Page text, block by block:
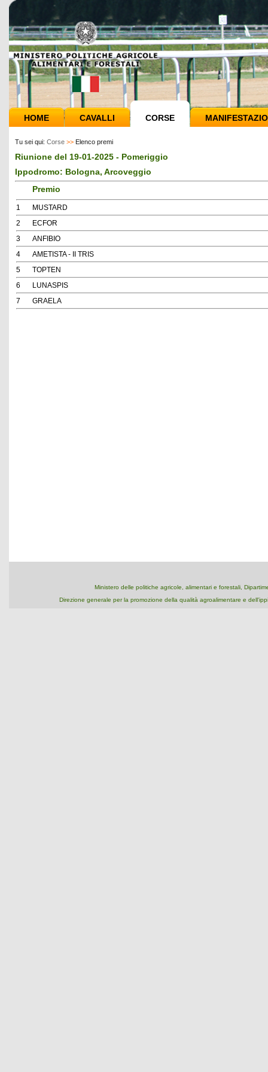
HOME CAVALLI CORSE
Tu sei qui: Corse >> Elenco premi
Riunione del 19-01-2025 - Pomeriggio
Ippodromo: Bologna, Arcoveggio
Premio
1
MUSTARD
2
ECFOR
3
ANFIBIO
4
AMETISTA - II TRIS
5
TOPTEN
6
LUNASPIS
7
GRAELA
Ministero delle politiche agricole, alimentari e forestali,
Direzione generale per la promozione della qualità agroalimentare e